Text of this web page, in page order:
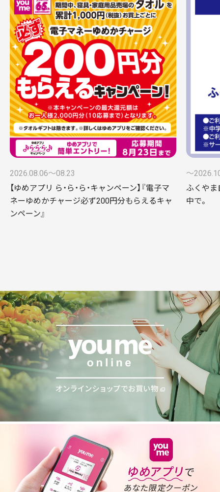
2026.08.06〜08.23
【ゆめアプリ ら・ら・ら・キャンペーン】『電子マ
ネーゆめかチャージ必ず200円分もらえるキャ
ンペーン』
〜
ふくやま
中で。